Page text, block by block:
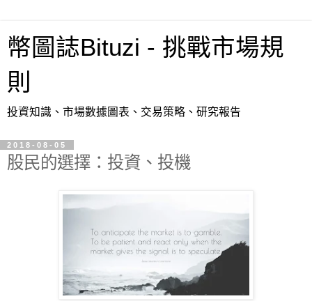
幣圖誌Bituzi - 挑戰市場規
則
投資知識、市場數據圖表、交易策略、研究報告
2018-08-05
股民的選擇：投資、投機